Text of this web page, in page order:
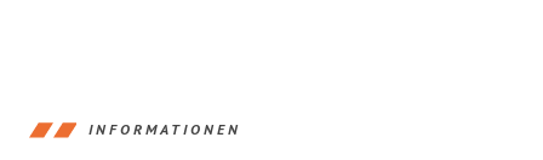
INFORMATIONEN